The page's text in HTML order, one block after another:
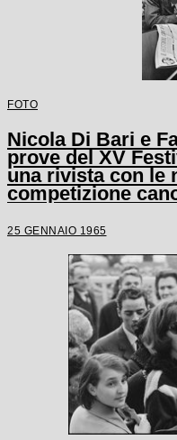
FOTO
Nicola Di Bari e
prove del XV
una rivista con le
competizione
25 GENNAIO 1965